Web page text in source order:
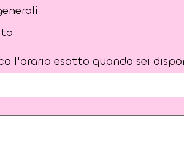
l'orario esatto quando sei